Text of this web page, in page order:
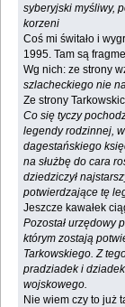
syberyjski myśliwy,
korzeni
Coś mi świtało i
1995. Tam są
Wg nich: ze strony
szlacheckiego nie
Ze strony
Co się tyczy
legendy rodzinnej,
dagestańskiego
na służbę do cara
dziedziczył
potwierdzające tę
Jeszcze kawałek
Pozostał urzędowy
którym zostają
Tarkowskiego. Z
pradziadek i
wojskowego.
Nie wiem czy to już